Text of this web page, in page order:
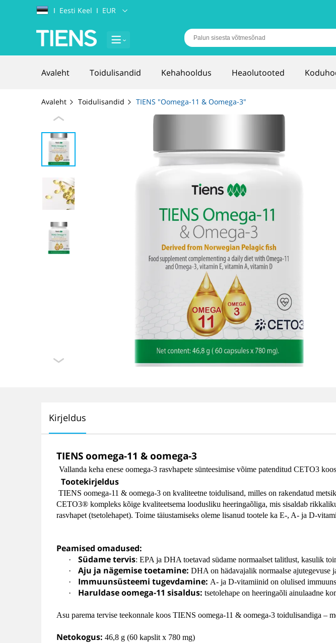
Ι Eesti Keel Ι EUR
Avaleht Toidulisandid Kehahooldus Heaolutooted
Avaleht Toidulisandid TIENS "Oomega-11 & Oomega-3"
Kirjeldus
TIENS oomega-11 & oomega-3
Vallanda keha enese oomega-3 rasvhapete sünteesimise võime patenditud CETO3
Tootekirjeldus
TIENS oomega-11 & oomega-3 on kvaliteetne toidulisand, milles on rakendatud
CETO3® kompleks kõige kvaliteetsema loodusliku heeringaõliga, mis sisaldab
rasvhapet (tsetolehapet). Toime täiustamiseks oleme lisanud tootele ka E-, A- ja D-
Peamised omadused:
· Südame tervis: EPA ja DHA toetavad südame normaalset talitlust, kasulik
·
Aju ja nägemise toetamine: DHA on hädavajalik normaalse ajutegevuse
·
Immuunsüsteemi tugevdamine: A- ja D-vitamiinid on olulised
·
Haruldase oomega-11 sisaldus: tsetolehape on heeringaõli ainulaadne
Asu parema tervise teekonnale koos TIENS oomega-11 & oomega-3 toidulisandiga –
Netokogus: 46,8 g (60 kapslit x 780 mg)